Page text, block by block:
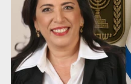
התוספתן של המטופלת, וחייב את
הרשת לשלם לה כ־736 אלף
שקל, הכוללים פיצוי, הוצאות
משפט ושכר טרחת עורכי דין
התביעה נולדה בעקבות ביקורה